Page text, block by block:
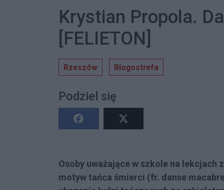
Krystian Propola.
[FELIETON]
Rzeszów Blogostrefa
Podziel się
Osoby uważające w szkole na
motyw tańca śmierci (fr. danse